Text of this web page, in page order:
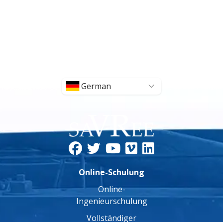
German
Online-Schulung
Online-
Ingenieurschulung
Vollständiger